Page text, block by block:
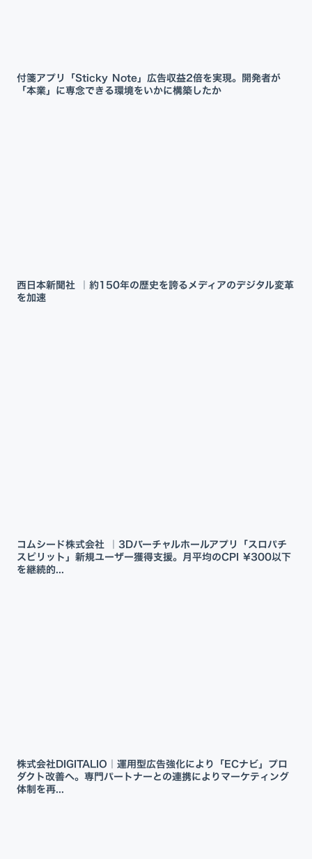
付箋アプリ「Sticky Note」広告収益2倍を実現。開発者が
「本業」に専念できる環境をいかに構築したか
西日本新聞社 ｜約150年の歴史を誇るメディアのデジタル変革
を加速
コムシード株式会社 ｜3Dバーチャルホールアプリ「スロパチ
スピリット」新規ユーザー獲得支援。月平均のCPI ¥300以下
を継続的...
株式会社DIGITALIO｜運用型広告強化により「ECナビ」プロ
ダクト改善へ。専門パートナーとの連携によりマーケティング
体制を再...